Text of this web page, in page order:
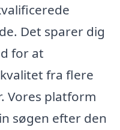
Det sparer dig
for at
fra flere
Vores platform
søgen efter den